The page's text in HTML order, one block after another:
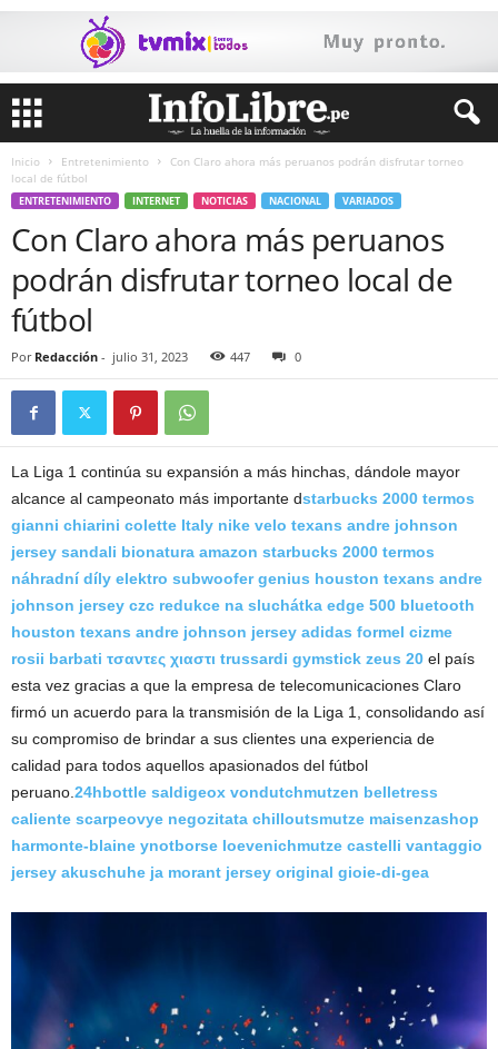
Inicio Entretenimiento
Con Claro ahora más peruanos podrán disfrutar torneo
local de fútbol
ENTRETENIMIENTO INTERNET NOTICIAS NACIONAL VARIADOS
Con Claro ahora más peruanos
podrán disfrutar torneo local de
fútbol
Por Redacción - julio 31, 2023 447 0
La Liga 1 continúa su expansión a más hinchas, dándole mayor
alcance al campeonato más importante dstarbucks 2000 termos
gianni chiarini colette Italy nike velo texans andre johnson
jersey sandali bionatura amazon starbucks 2000 termos
náhradní díly elektro subwoofer genius houston texans andre
johnson jersey czc redukce na sluchátka edge 500 bluetooth
houston texans andre johnson jersey adidas formel cizme
rosii barbati τσαντες χιαστι trussardi gymstick zeus 20 el país
esta vez gracias a que la empresa de telecomunicaciones Claro
firmó un acuerdo para la transmisión de la Liga 1, consolidando así
su compromiso de brindar a sus clientes una experiencia de
calidad para todos aquellos apasionados del fútbol
peruano. 24hbottle saldigeox vondutchmutzen belletress
caliente scarpeovye negozitata chilloutsmutze maisenzashop
harmonte-blaine ynotborse loevenichmutze castelli vantaggio
jersey akuschuhe ja morant jersey original gioie-di-gea